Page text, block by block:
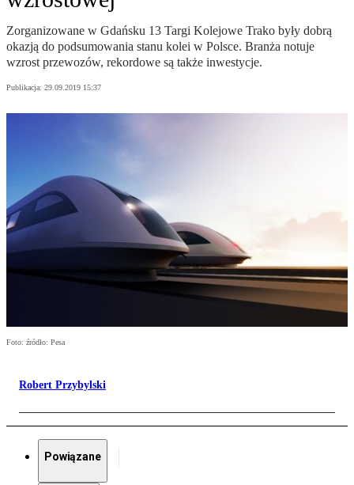
Zorganizowane w Gdańsku 13 Targi Kolejowe Trako były dobrą
okazją do podsumowania stanu kolei w Polsce. Branża notuje
wzrost przewozów, rekordowe są także inwestycje.
Publikacja: 29.09.2019 15:37
Foto: źródło: Pesa
Robert Przybylski
Powiązane